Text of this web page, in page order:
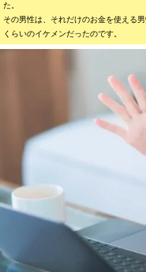
た。
その男性は、それだけのお金を使える
くらいのイケメンだったのです。